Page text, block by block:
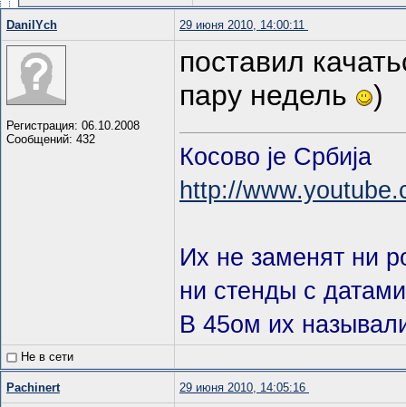
DanilYch 29 июня 2010, 14:00:11
Регистрация: 06.10.2008
Сообщений: 432
поставил
пару недель
)
Косово je Србиja
http://
Их не заменят ни
ни стенды с датами
В 45ом их
Не в сети
Pachinert 29 июня 2010, 14:05:16